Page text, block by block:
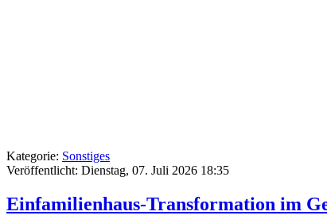
Kategorie: Sonstiges
Veröffentlicht: Dienstag, 07. Juli 2026 18:35
Einfamilienhaus-Transformation im